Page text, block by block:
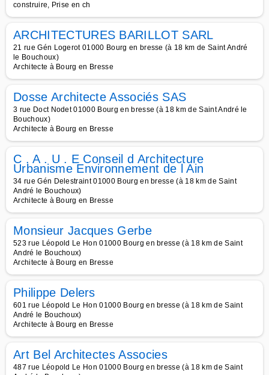
construire, Prise en ch
ARCHITECTURES BARILLOT SARL
21 rue Gén Logerot 01000 Bourg en bresse (à 18 km de Saint André
le Bouchoux)
Architecte à Bourg en Bresse
Dosse Architecte Associés SAS
3 rue Doct Nodet 01000 Bourg en bresse (à 18 km de Saint André le
Bouchoux)
Architecte à Bourg en Bresse
C . A . U . E Conseil d Architecture
Urbanisme Environnement de l Ain
34 rue Gén Delestraint 01000 Bourg en bresse (à 18 km de Saint
André le Bouchoux)
Architecte à Bourg en Bresse
Monsieur Jacques Gerbe
523 rue Léopold Le Hon 01000 Bourg en bresse (à 18 km de Saint
André le Bouchoux)
Architecte à Bourg en Bresse
Philippe Delers
601 rue Léopold Le Hon 01000 Bourg en bresse (à 18 km de Saint
André le Bouchoux)
Architecte à Bourg en Bresse
Art Bel Architectes Associes
487 rue Léopold Le Hon 01000 Bourg en bresse (à 18 km de Saint